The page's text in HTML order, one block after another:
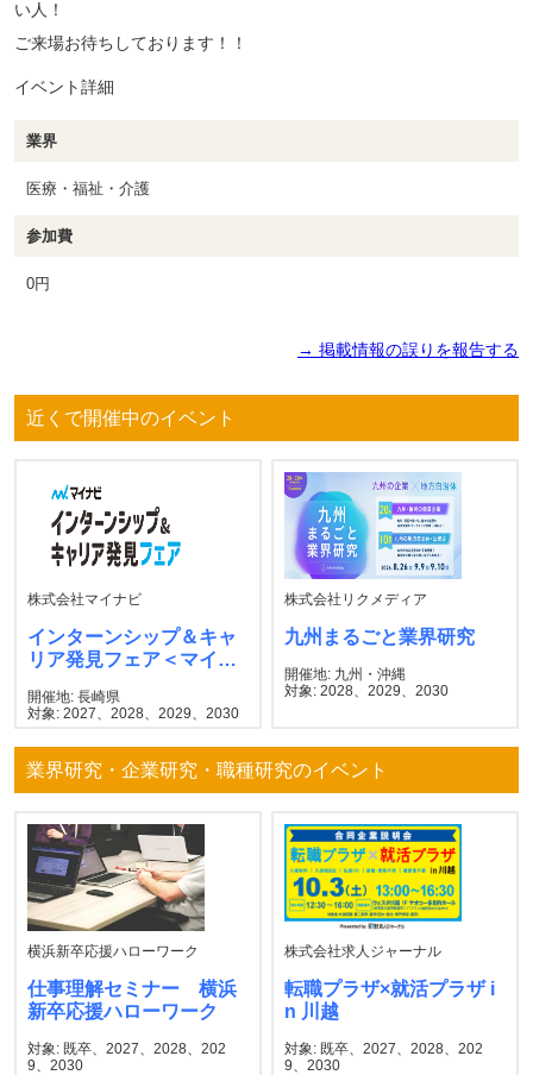
い人！
ご来場お待ちしております！！
イベント詳細
業界
医療・福祉・介護
参加費
0円
→ 掲載情報の誤りを報告する
近くで開催中のイベント
株式会社マイナビ
インターンシップ＆キャ
リア発見フェア＜マイナ
開催地: 長崎県
対象: 2027、2028、2029、2030
株式会社リクメディア
九州まるごと業界研究
開催地: 九州・沖縄
対象: 2028、2029、2030
業界研究・企業研究・職種研究のイベント
横浜新卒応援ハローワーク
仕事理解セミナー 横浜
新卒応援ハローワーク
対象: 既卒、2027、2028、202
9、2030
株式会社求人ジャーナル
転職プラザ×就活プラザ i
n 川越
対象: 既卒、2027、2028、202
9、2030